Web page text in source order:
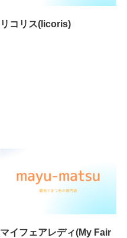
リコリス(licoris)
マイフェアレディ(My Fair